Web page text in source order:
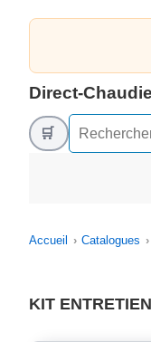
Direct-
🛒
Accueil Catalogues
KIT